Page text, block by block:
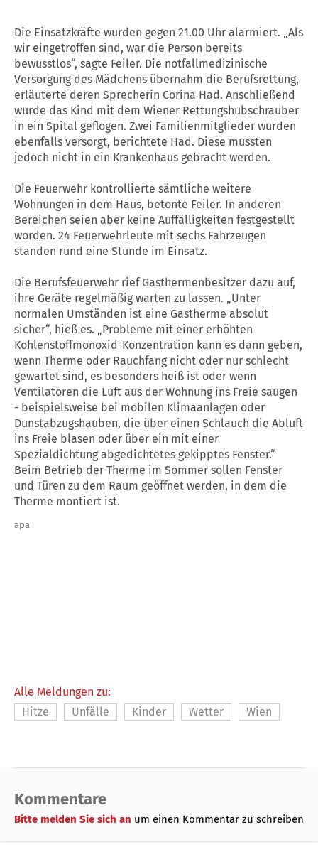
Die Einsatzkräfte wurden gegen 21.00 Uhr alarmiert. „Als
wir eingetroffen sind, war die Person bereits
bewusstlos“, sagte Feiler. Die notfallmedizinische
Versorgung des Mädchens übernahm die Berufsrettung,
erläuterte deren Sprecherin Corina Had. Anschließend
wurde das Kind mit dem Wiener Rettungshubschrauber
in ein Spital geflogen. Zwei Familienmitglieder wurden
ebenfalls versorgt, berichtete Had. Diese mussten
jedoch nicht in ein Krankenhaus gebracht werden.
Die Feuerwehr kontrollierte sämtliche weitere
Wohnungen in dem Haus, betonte Feiler. In anderen
Bereichen seien aber keine Auffälligkeiten festgestellt
worden. 24 Feuerwehrleute mit sechs Fahrzeugen
standen rund eine Stunde im Einsatz.
Die Berufsfeuerwehr rief Gasthermenbesitzer dazu auf,
ihre Geräte regelmäßig warten zu lassen. „Unter
normalen Umständen ist eine Gastherme absolut
sicher“, hieß es. „Probleme mit einer erhöhten
Kohlenstoffmonoxid-Konzentration kann es dann geben,
wenn Therme oder Rauchfang nicht oder nur schlecht
gewartet sind, es besonders heiß ist oder wenn
Ventilatoren die Luft aus der Wohnung ins Freie saugen
- beispielsweise bei mobilen Klimaanlagen oder
Dunstabzugshauben, die über einen Schlauch die Abluft
ins Freie blasen oder über ein mit einer
Spezialdichtung abgedichtetes gekipptes Fenster.“
Beim Betrieb der Therme im Sommer sollen Fenster
und Türen zu dem Raum geöffnet werden, in dem die
Therme montiert ist.
apa
Alle Meldungen zu:
Hitze
Unfälle Kinder Wetter Wien
Kommentare
Bitte melden Sie sich an um einen Kommentar zu schreiben